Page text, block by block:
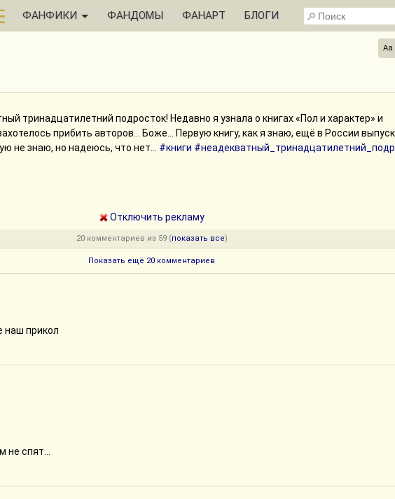
ФАНФИКИ ФАНДОМЫ ФАНАРТ БЛОГИ
Aa
тринадцатилетний подросток! Недавно я узнала о книгах «Пол и характер» и
прибить авторов... Боже... Первую книгу, как я знаю, ещё в России
не знаю, но надеюсь, что нет... #книги
Отключить рекламу
20 комментариев из 59 (показать все)
Показать ещё 20 комментариев
наш прикол
спят...